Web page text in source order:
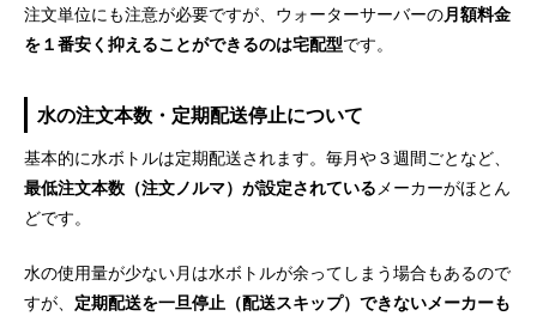
注文単位にも注意が必要ですが、ウォーターサーバーの月額料金
を１番安く抑えることができるのは宅配型です。
水の注文本数・定期配送停止について
基本的に水ボトルは定期配送されます。毎月や３週間ごとなど、
最低注文本数（注文ノルマ）が設定されているメーカーがほとん
どです。
水の使用量が少ない月は水ボトルが余ってしまう場合もあるので
すが、 定期配送を一旦停止（配送スキップ）できないメーカーも